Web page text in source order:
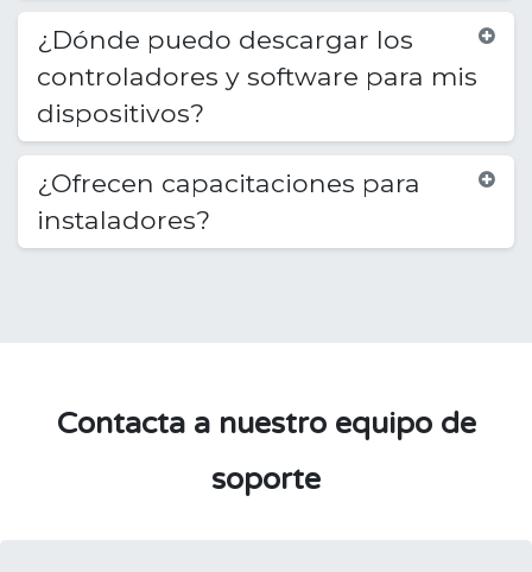
¿Dónde puedo descargar los
controladores y software para mis
dispositivos?
¿Ofrecen capacitaciones para
instaladores?
Contacta a nuestro equipo de
soporte